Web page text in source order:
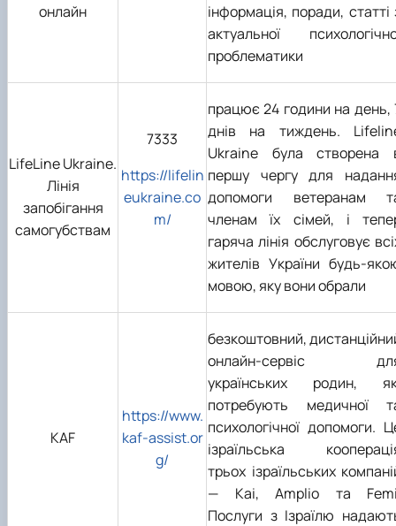
онлайн
інформація, поради, статті
актуальної
проблематики
LifeLine Ukraine.
Лінія
запобігання
самогубствам
7333
https://lifelin
eukraine.co
m/
працює 24 години на день,
днів на тиждень.
Ukraine була створена
першу чергу для
допомоги ветеранам
членам їх сімей, і
гаряча лінія обслуговує
жителів України будь-
мовою, яку вони обрали
KAF
https://www.
kaf-assist.or
g/
безкоштовний,
онлайн-сервіс
українських родин,
потребують медичної
психологічної допомоги.
ізраїльська
трьох ізраїльських
— Kai, Amplio та
Послуги з Ізраїлю